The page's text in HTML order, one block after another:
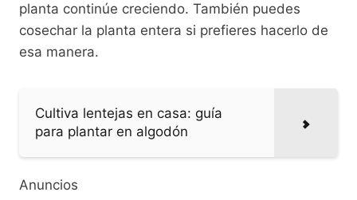
planta continúe creciendo. También puedes
cosechar la planta entera si prefieres hacerlo de
esa manera.
Cultiva lentejas en casa: guía
para plantar en algodón
Anuncios